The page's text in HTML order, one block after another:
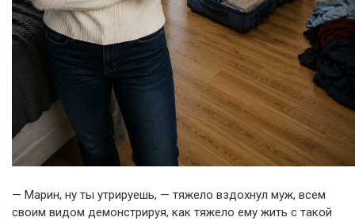
— Марин, ну ты утрируешь, — тяжело вздохнул муж, всем
своим видом демонстрируя, как тяжело ему жить с такой